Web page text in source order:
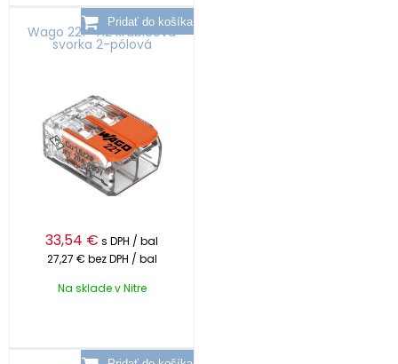
Wago 221-412 krabicová
svorka 2-pólová
33,54 € s DPH / bal
27,27 € bez DPH / bal
Na sklade v Nitre